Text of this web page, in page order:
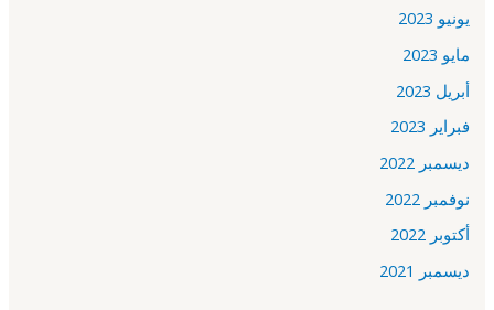
يونيو 2023
مايو 2023
أبريل 2023
فبراير 2023
ديسمبر 2022
نوفمبر 2022
أكتوبر 2022
ديسمبر 2021